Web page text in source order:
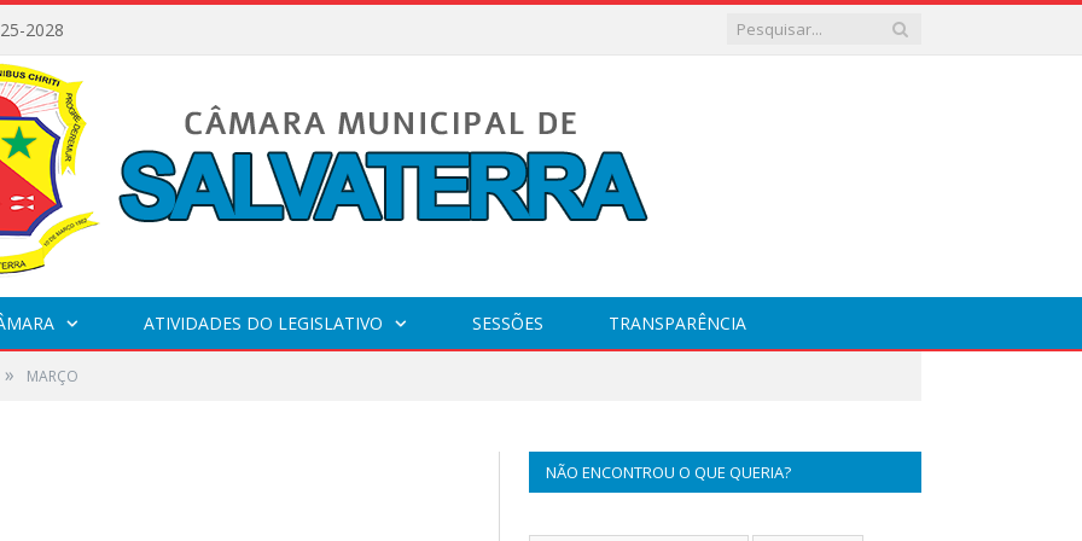
2028
ATIVIDADES DO LEGISLATIVO SESSÕES TRANSPARÊNCIA
» MARÇO
NÃO ENCONTROU O QUE QUERIA?